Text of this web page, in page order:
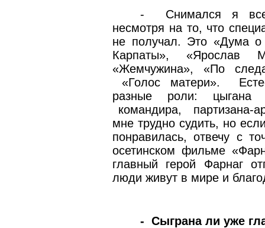
-
Снимался я
несмотря на то, что
не получал. Это «Дума о
Карпаты», «Ярослав
«Жемчужина», «По
«Голос матери».
разные роли: цыгана
командира,
партизана-
мне трудно судить, но
понравилась, отвечу с
осетинском фильме
главный герой Фарнаг
люди живут в мире и
- Сыграна ли уже